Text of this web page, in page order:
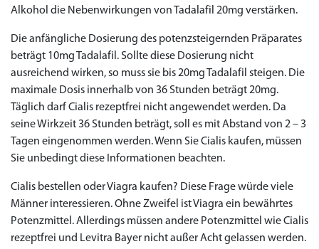
Alkohol die Nebenwirkungen von Tadalafil 20mg verstärken.
Die anfängliche Dosierung des potenzsteigernden Präparates
beträgt 10mg Tadalafil. Sollte diese Dosierung nicht
ausreichend wirken, so muss sie bis 20mg Tadalafil steigen. Die
maximale Dosis innerhalb von 36 Stunden beträgt 20mg.
Täglich darf Cialis rezeptfrei nicht angewendet werden. Da
seine Wirkzeit 36 Stunden beträgt, soll es mit Abstand von 2 – 3
Tagen eingenommen werden. Wenn Sie Cialis kaufen, müssen
Sie unbedingt diese Informationen beachten.
Cialis bestellen oder Viagra kaufen? Diese Frage würde viele
Männer interessieren. Ohne Zweifel ist Viagra ein bewährtes
Potenzmittel. Allerdings müssen andere Potenzmittel wie Cialis
rezeptfrei und Levitra Bayer nicht außer Acht gelassen werden.